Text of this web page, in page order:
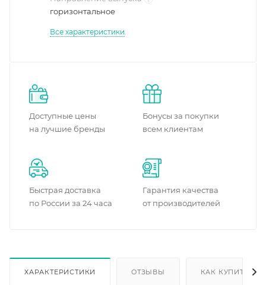
горизонтальное
Все характеристики
Доступные цены
на лучшие бренды
Бонусы за покупки
всем клиентам
Быстрая доставка
по России за 24 часа
Гарантия качества
от производителей
ХАРАКТЕРИСТИКИ ОТЗЫВЫ КАК КУПИТЬ